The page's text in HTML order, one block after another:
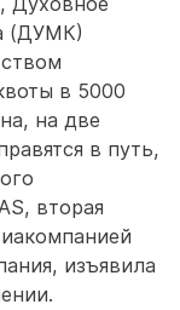
(ДУМК)
в 5000
на две
в путь,
вторая
изъявила